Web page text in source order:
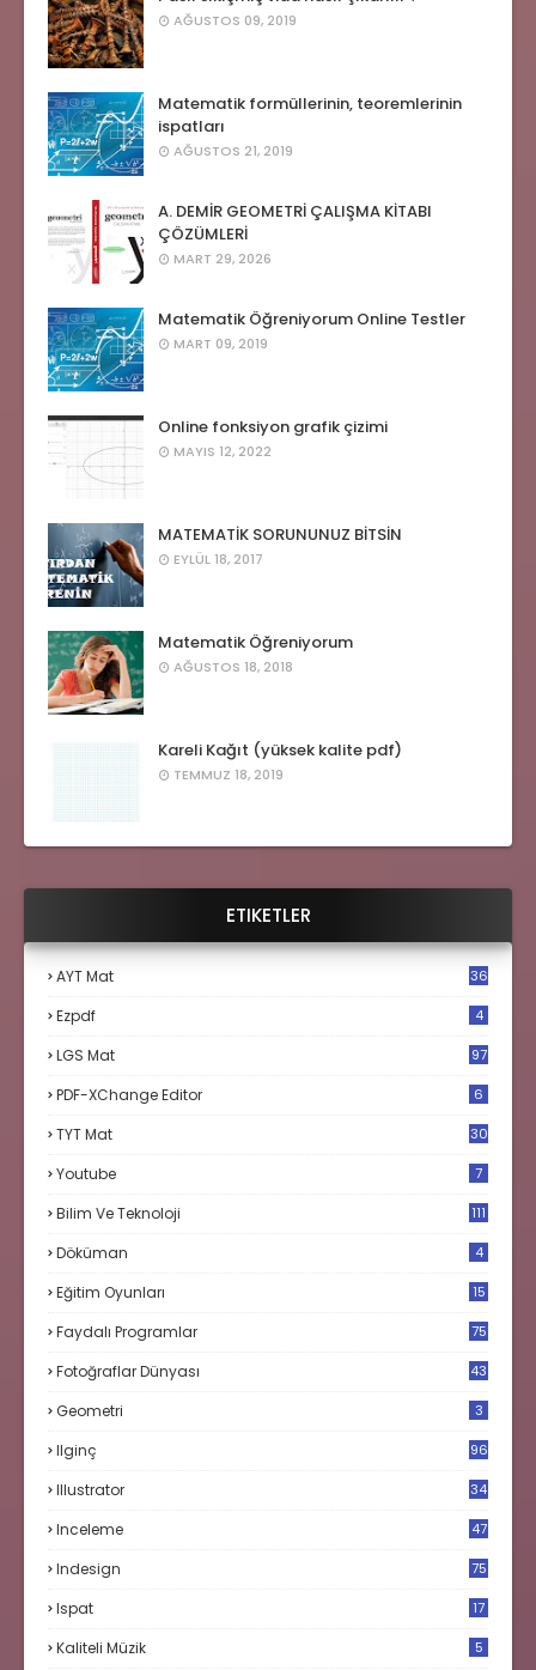
AĞUSTOS 09, 2019
Matematik formüllerinin, teoremlerinin
ispatları
AĞUSTOS 21, 2019
A. DEMİR GEOMETRİ ÇALIŞMA KİTABI
ÇÖZÜMLERİ
MART 29, 2026
Matematik Öğreniyorum Online Testler
MART 09, 2019
Online fonksiyon grafik çizimi
MAYIS 12, 2022
MATEMATİK SORUNUNUZ BİTSİN
EYLÜL 18, 2017
Matematik Öğreniyorum
AĞUSTOS 18, 2018
Kareli Kağıt (yüksek kalite pdf)
TEMMUZ 18, 2019
ETIKETLER
AYT Mat 36
Ezpdf 4
LGS Mat 97
PDF-XChange Editor 6
TYT Mat 30
Youtube 7
Bilim Ve Teknoloji 111
Döküman 4
Eğitim Oyunları 15
Faydalı Programlar 75
Fotoğraflar Dünyası 43
Geometri 3
Ilginç 96
Illustrator 34
Inceleme 47
Indesign 75
Ispat
17
Kaliteli Müzik 5